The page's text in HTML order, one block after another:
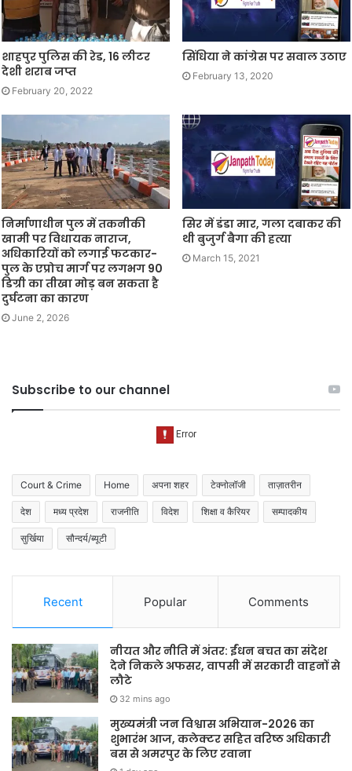
शाहपुर पुलिस की रेड, 16 लीटर
देशी शराब जप्त
February 20, 2022
सिंधिया ने कांग्रेस पर सवाल उठाए
February 13, 2020
निर्माणाधीन पुल में तकनीकी
खामी पर विधायक नाराज,
अधिकारियों को लगाई फटकार-
पुल के एप्रोच मार्ग पर लगभग 90
डिग्री का तीखा मोड़ बन सकता है
दुर्घटना का कारण
June 2, 2026
सिर में डंडा मार, गला दबाकर की
थी बुजुर्ग बैगा की हत्या
March 15, 2021
Subscribe to our channel
Court & Crime Home अपना शहर टेक्नोलॉजी ताज़ातरीन
देश मध्य प्रदेश राजनीति विदेश शिक्षा व कैरियर सम्पादकीय
सुर्खिया सौन्दर्य/ब्यूटी
Recent Popular Comments
नीयत और नीति में अंतर: ईंधन बचत का संदेश
देने निकले अफसर, वापसी में सरकारी वाहनों से
लौटे
32 mins ago
मुख्यमंत्री जन विश्वास अभियान-2026 का
शुभारंभ आज, कलेक्टर सहित वरिष्ठ अधिकारी
बस से अमरपुर के लिए रवाना